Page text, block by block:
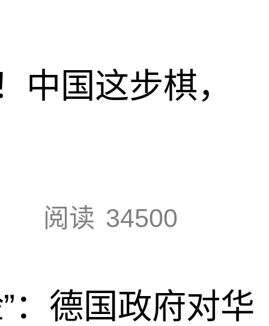
中国这步棋，
阅读 34500
：德国政府对华